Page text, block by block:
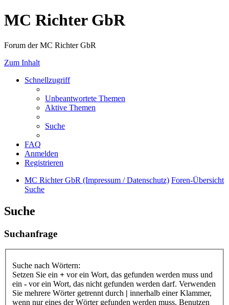
MC Richter GbR
Forum der MC Richter GbR
Zum Inhalt
Schnellzugriff
Unbeantwortete Themen
Aktive Themen
Suche
FAQ
Anmelden
Registrieren
MC Richter GbR (Impressum / Datenschutz) Foren-Übersicht
Suche
Suche
Suchanfrage
Suche nach Wörtern:
Setzen Sie ein + vor ein Wort, das gefunden werden muss und
ein - vor ein Wort, das nicht gefunden werden darf. Verwenden
Sie mehrere Wörter getrennt durch | innerhalb einer Klammer,
wenn nur eines der Wörter gefunden werden muss. Benutzen